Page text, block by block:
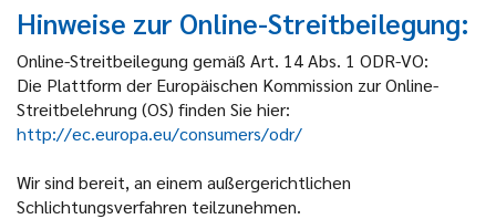
Hinweise zur Online-Streitbeilegung:
Online-Streitbeilegung gemäß Art. 14 Abs. 1 ODR-VO:
Die Plattform der Europäischen Kommission zur Online-
Streitbelehrung (OS) finden Sie hier:
http://ec.europa.eu/consumers/odr/
Wir sind bereit, an einem außergerichtlichen
Schlichtungsverfahren teilzunehmen.